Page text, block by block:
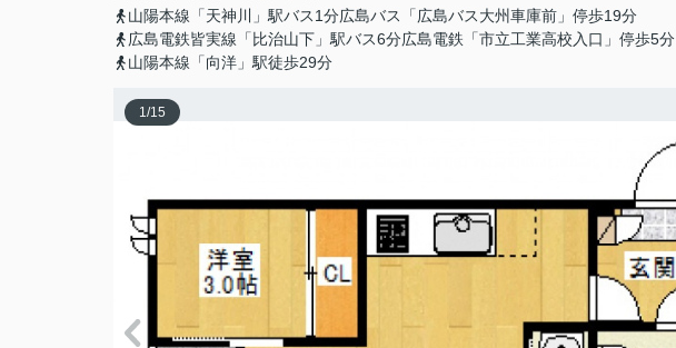
山陽本線「天神川」駅バス1分広島バス「広島バス大州車庫前」停歩19分
広島電鉄皆実線「比治山下」駅バス6分広島電鉄「市立工業高校入口」停歩5分
山陽本線「向洋」駅徒歩29分
1/15